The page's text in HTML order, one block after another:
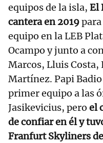
equipos de la isla, El
cantera en 2019
equipo en la LEB
Ocampo y junto a
Marcos, Lluis Costa,
Martínez. Papi
primer equipo a las
Jasikevicius, pero el
de confiar en él y
Franfurt Skyliners